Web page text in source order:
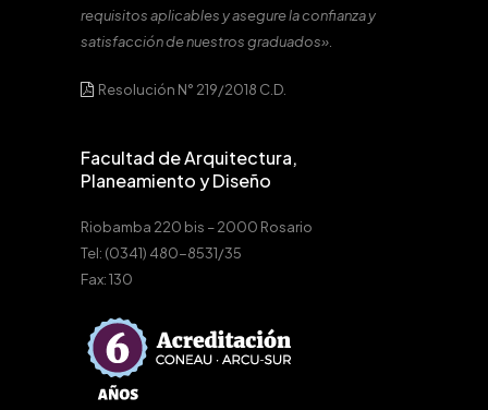
requisitos aplicables y asegure la confianza y
satisfacción de nuestros graduados».
Resolución N° 219/2018 C.D.
Facultad de Arquitectura,
Planeamiento y Diseño
Riobamba 220 bis – 2000 Rosario
Tel: (0341) 480-8531/35
Fax: 130